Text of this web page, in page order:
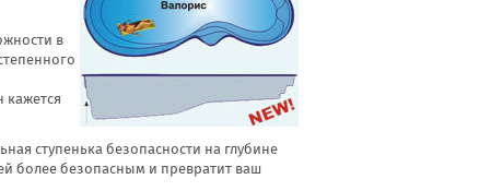
в
кажется
ступенька безопасности на глубине
более безопасным и превратит ваш